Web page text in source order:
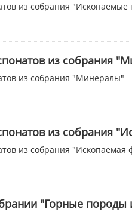
из собрания "Ископаемые
из собрания
из собрания "Минералы"
из собрания
из собрания "Ископаемая
"Горные породы